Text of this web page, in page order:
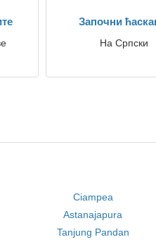
Започни
На Српски
Ciampea
Astanajapura
Tanjung Pandan